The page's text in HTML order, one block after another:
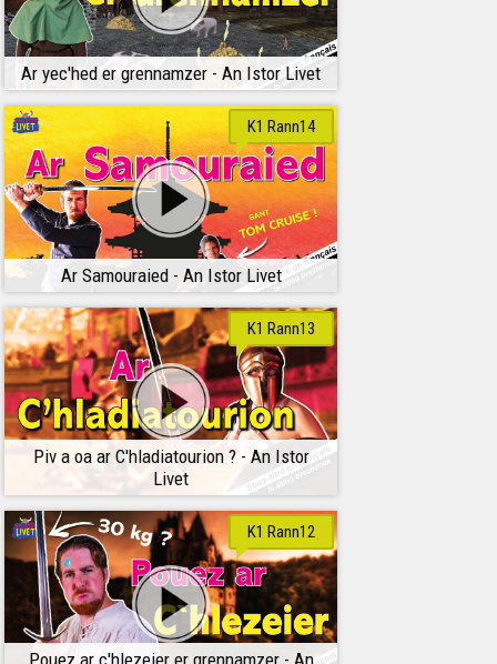
Ar yec'hed er grennamzer - An Istor Livet
Ar Samouraied - An Istor Livet
K1 Rann14
Piv a oa ar C'hladiatourion ? - An Istor
Livet
K1 Rann13
Pouez ar c'hlezeier er grennamzer - An
K1 Rann12